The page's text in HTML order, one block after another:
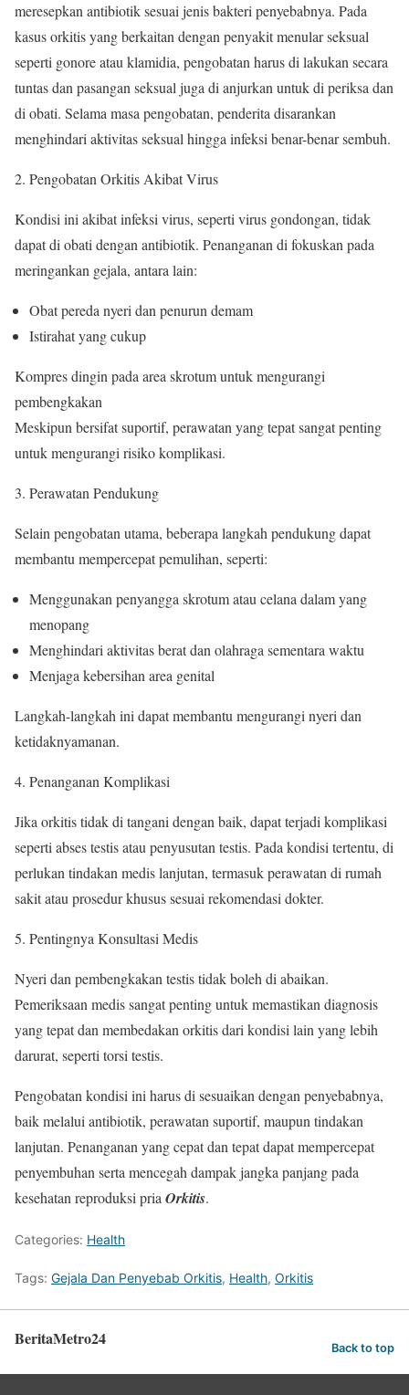
meresepkan antibiotik sesuai jenis bakteri penyebabnya. Pada
kasus orkitis yang berkaitan dengan penyakit menular seksual
seperti gonore atau klamidia, pengobatan harus di lakukan secara
tuntas dan pasangan seksual juga di anjurkan untuk di periksa dan
di obati. Selama masa pengobatan, penderita disarankan
menghindari aktivitas seksual hingga infeksi benar-benar sembuh.
Pengobatan Orkitis Akibat Virus
Kondisi ini akibat infeksi virus, seperti virus gondongan, tidak
dapat di obati dengan antibiotik. Penanganan di fokuskan pada
meringankan gejala, antara lain:
Obat pereda nyeri dan penurun demam
Istirahat yang cukup
Kompres dingin pada area skrotum untuk mengurangi
pembengkakan
Meskipun bersifat suportif, perawatan yang tepat sangat penting
untuk mengurangi risiko komplikasi.
Perawatan Pendukung
Selain pengobatan utama, beberapa langkah pendukung dapat
membantu mempercepat pemulihan, seperti:
Menggunakan penyangga skrotum atau celana dalam yang
menopang
Menghindari aktivitas berat dan olahraga sementara waktu
Menjaga kebersihan area genital
Langkah-langkah ini dapat membantu mengurangi nyeri dan
ketidaknyamanan.
Penanganan Komplikasi
Jika orkitis tidak di tangani dengan baik, dapat terjadi komplikasi
seperti abses testis atau penyusutan testis. Pada kondisi tertentu, di
perlukan tindakan medis lanjutan, termasuk perawatan di rumah
sakit atau prosedur khusus sesuai rekomendasi dokter.
Pentingnya Konsultasi Medis
Nyeri dan pembengkakan testis tidak boleh di abaikan.
Pemeriksaan medis sangat penting untuk memastikan diagnosis
yang tepat dan membedakan orkitis dari kondisi lain yang lebih
darurat, seperti torsi testis.
Pengobatan kondisi ini harus di sesuaikan dengan penyebabnya,
baik melalui antibiotik, perawatan suportif, maupun tindakan
lanjutan. Penanganan yang cepat dan tepat dapat mempercepat
penyembuhan serta mencegah dampak jangka panjang pada
kesehatan reproduksi priaOrkitis.
Categories: Health
Tags: Gejala Dan Penyebab Orkitis, Health, Orkitis
BeritaMetro24 Back to top